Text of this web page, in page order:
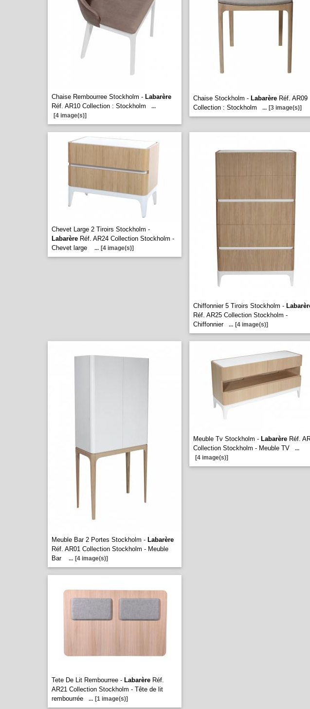
Chaise Rembourree Stockholm - Labarère
Réf. AR10 Collection : Stockholm
...
[4 image(s)]
Chaise Stockholm - Labarère Réf. AR09
Collection : Stockholm
... [3 image(s)]
Chevet Large 2 Tiroirs Stockholm -
Labarère Réf. AR24 Collection Stockholm -
Chevet large
... [4 image(s)]
Chiffonnier 5 Tiroirs Stockholm -
Réf. AR25 Collection Stockholm -
Chiffonnier
... [4 image(s)]
Meuble Bar 2 Portes Stockholm - Labarère
Réf. AR01 Collection Stockholm - Meuble
Bar
... [4 image(s)]
Meuble Tv Stockholm - Labarère Réf.
Collection Stockholm - Meuble TV
...
[4 image(s)]
Tete De Lit Rembourree - Labarère Réf.
AR21 Collection Stockholm - Tête de lit
rembourrée
... [1 image(s)]